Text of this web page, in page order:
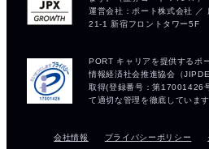
会社情報 プライバシーポリシー